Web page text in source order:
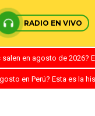
RADIO EN VIVO
salen en agosto de
en Perú? Esta es la